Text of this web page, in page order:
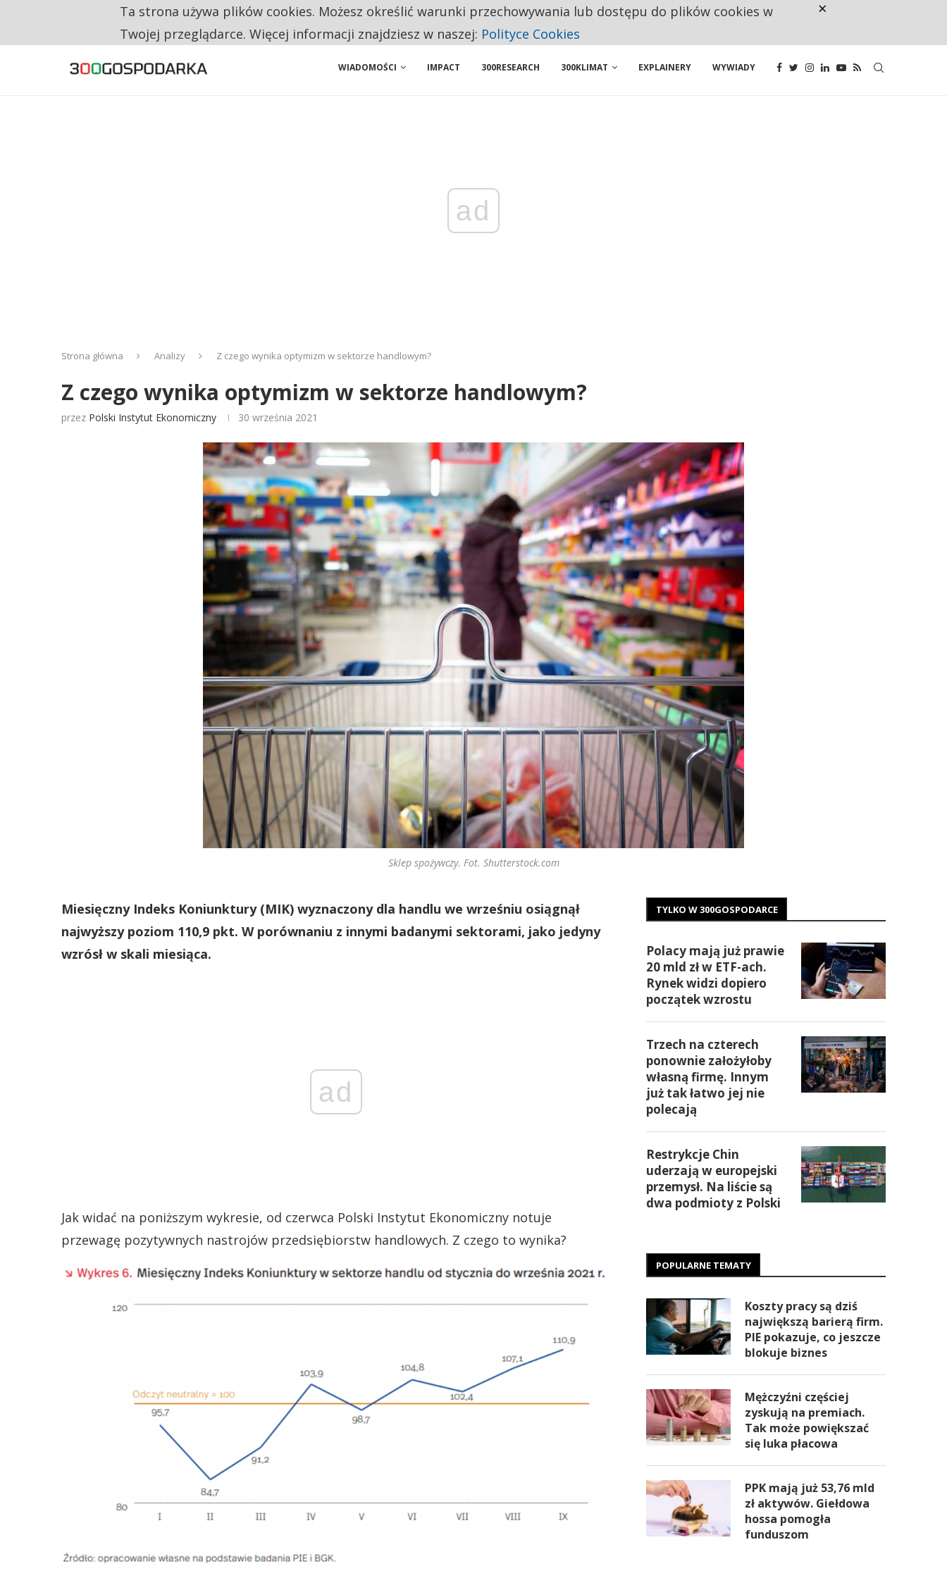
RESTRYKCJE CHIN UDERZAJĄ W EUROPEJSKI PRZEMYSŁ. NA LIŚCIE SĄ DWA PODMIOTY Z POLSKI
WIADOMOŚCI IMPACT 300RESEARCH 300KLIMAT EXPLAINERY WYWIADY
ad
Strona główna Analizy Z czego wynika optymizm w sektorze handlowym?
Z czego wynika optymizm w sektorze handlowym?
przez Polski Instytut Ekonomiczny 30 września 2021
Sklep spożywczy. Fot. Shutterstock.com
Miesięczny Indeks Koniunktury (MIK) wyznaczony dla handlu we wrześniu osiągnął
najwyższy poziom 110,9 pkt. W porównaniu z innymi badanymi sektorami, jako jedyny
wzrósł w skali miesiąca.
ad
Jak widać na poniższym wykresie, od czerwca Polski Instytut Ekonomiczny notuje
przewagę pozytywnych nastrojów przedsiębiorstw handlowych. Z czego to wynika?
TYLKO W 300GOSPODARCE
Polacy mają już prawie
20 mld zł w ETF-ach.
Rynek widzi dopiero
początek wzrostu
Trzech na czterech
ponownie założyłoby
własną firmę. Innym
już tak łatwo jej nie
polecają
Restrykcje Chin
uderzają w europejski
przemysł. Na liście są
dwa podmioty z Polski
POPULARNE TEMATY
Koszty pracy są dziś
największą barierą firm.
PIE pokazuje, co jeszcze
blokuje biznes
Mężczyźni częściej
zyskują na premiach.
Tak może powiększać
się luka płacowa
PPK mają już 53,76 mld
zł aktywów. Giełdowa
hossa pomogła
funduszom
Ta strona używa plików cookies. Możesz określić warunki przechowywania lub dostępu do plików cookies w
Twojej przeglądarce. Więcej informacji znajdziesz w naszej: Polityce Cookies
×